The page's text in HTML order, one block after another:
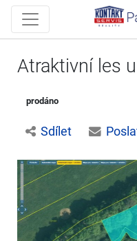
Atraktivní les
prodáno
Sdílet